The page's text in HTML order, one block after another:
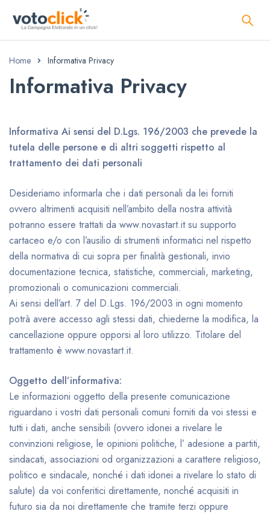
Home Informativa Privacy
Informativa Privacy
Informativa Ai sensi del D.Lgs. 196/2003 che prevede la
tutela delle persone e di altri soggetti rispetto al
trattamento dei dati personali
Desideriamo informarla che i dati personali da lei forniti
ovvero altrimenti acquisiti nell’ambito della nostra attività
potranno essere trattati da www.novastart.it su supporto
cartaceo e/o con l’ausilio di strumenti informatici nel rispetto
della normativa di cui sopra per finalità gestionali, invio
documentazione tecnica, statistiche, commerciali, marketing,
promozionali o comunicazioni commerciali.
Ai sensi dell’art. 7 del D.Lgs. 196/2003 in ogni momento
potrà avere accesso agli stessi dati, chiederne la modifica, la
cancellazione oppure opporsi al loro utilizzo. Titolare del
trattamento è www.novastart.it.
Oggetto dell’informativa:
Le informazioni oggetto della presente comunicazione
riguardano i vostri dati personali comuni forniti da voi stessi e
tutti i dati, anche sensibili (ovvero idonei a rivelare le
convinzioni religiose, le opinioni politiche, l’ adesione a partiti,
sindacati, associazioni od organizzazioni a carattere religioso,
politico e sindacale, nonché i dati idonei a rivelare lo stato di
salute) da voi conferitici direttamente, nonché acquisiti in
futuro sia da noi direttamente che tramite terzi oppure